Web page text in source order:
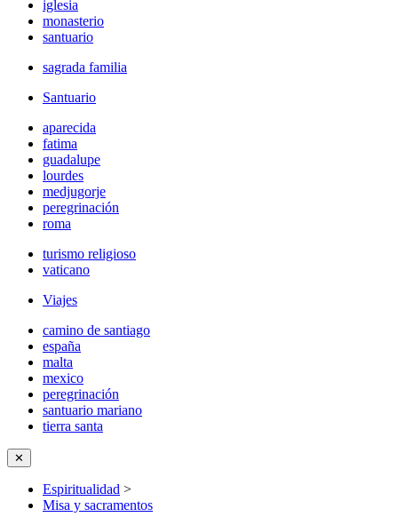
iglesia
monasterio
santuario
sagrada familia
Santuario
aparecida
fatima
guadalupe
lourdes
medjugorje
peregrinación
roma
turismo religioso
vaticano
Viajes
camino de santiago
españa
malta
mexico
peregrinación
santuario mariano
tierra santa
✕
Espiritualidad >
Misa y sacramentos